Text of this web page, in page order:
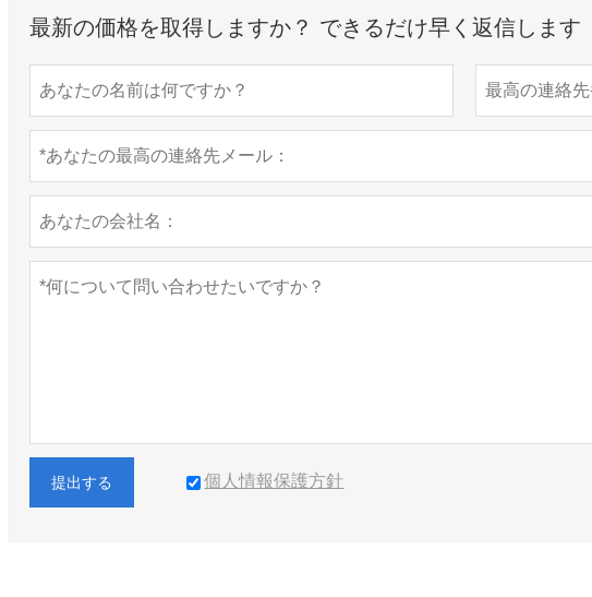
最新の価格を取得しますか？ できるだけ早く返信します
提出する 個人情報保護方針